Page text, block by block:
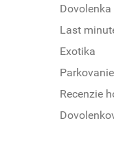
Dovolenka
Last
Exotika
Parkovanie
Recenzie